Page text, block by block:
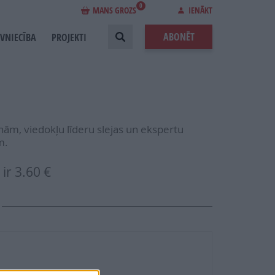
MANS GROZS 0 IENĀKT
PROJEKTI ABONĒT
viedokļu līderu slejas un ekspertu
ir 3.60 €